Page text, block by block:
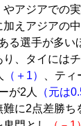
やアジアでの
えアジアの
る選手が多い
、タイには
（＋1） ティ
が2人
（元は
難に2点差勝ち